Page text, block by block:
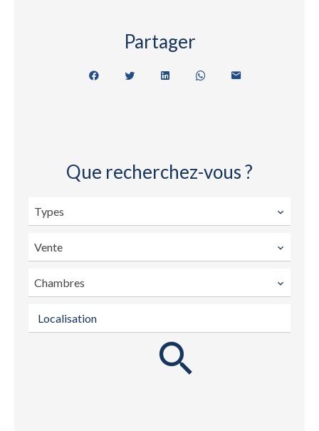
Partager
Que recherchez-vous ?
Types
Vente
Chambres
Localisation